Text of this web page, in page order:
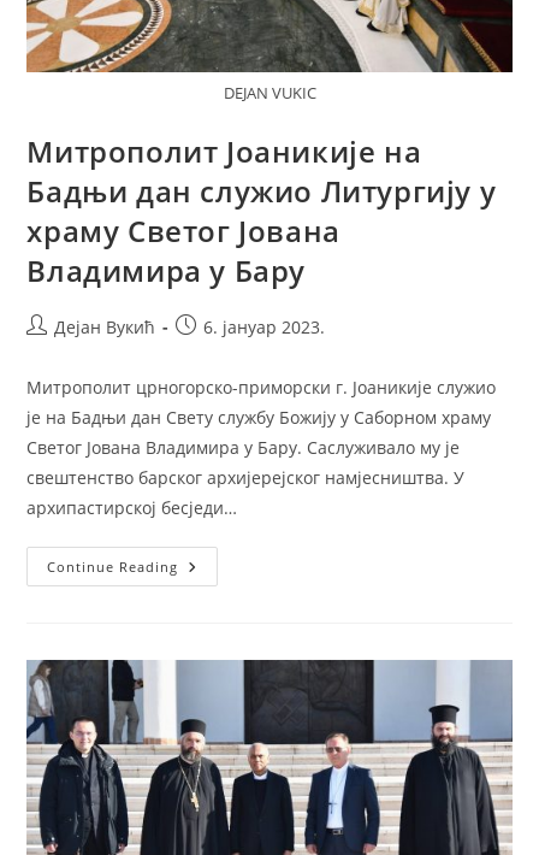
DEJAN VUKIC
Митрополит Јоаникије на
Бадњи дан служио Литургију у
храму Светог Јована
Владимира у Бару
PostДејан Вукић
Post6. јануар 2023.
Митрополит црногорско-приморски г. Јоаникије служио
је на Бадњи дан Свету службу Божију у Саборном храму
Светог Јована Владимира у Бару. Саслуживало му је
свештенство барског архијерејског намјесништва. У
архипастирској бесједи…
Continue Reading Митрополит
Јоаникије
Светог
Јована
Владимира
У
Бару